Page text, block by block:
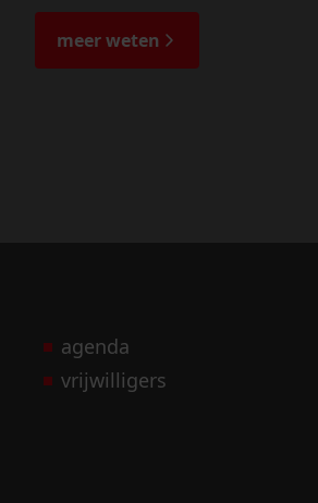
meer weten
agenda
vrijwilligers